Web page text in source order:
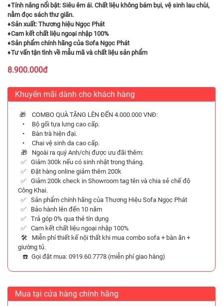
♦Tính năng nổi bật: Siêu êm ái. Chất liệu không bám bụi, vệ sinh lau chùi,
nằm đọc sách thư giãn.
♦Sản xuất: Thương hiệu Ngọc Phát
♦Cam kết chất liệu ngoại nhập 100%
♦Sản phẩm chính hãng của Sofa Ngọc Phát
♦Tư vấn tận tình về mẫu mã và chất liệu sản phẩm
8.900.000đ
Khuyến mãi dành cho khách hàng
🎁 COMBO QUÀ TẶNG LÊN ĐẾN 4.000.000 VNĐ:
• Bộ gối tựa lưng cao cấp.
• Bàn trà hiện đại.
• Chai vệ sinh da cao cấp.
🎁 Ngoài ra quý Anh/chị được ưu đãi thêm:
✅ Giảm 300k nếu có sinh nhật trong tháng.
✅ Đặt hàng online giảm thêm 200k
✅ Giảm 200k check in Showroom tag tên và chia sẻ chế độ
Công Khai.
✅ Sản phẩm chính hãng của Thương Hiệu Sofa Ngọc Phát
✅ Bảo hành lên đến 10 năm
✅ Trả góp 0% qua thẻ tín dụng
✅ Cam kết chất liệu ngoại nhập 100%
🛠️ Miễn phí thiết kế nội thất khi mua combo sofa + bàn ăn +
giường tủ.
☎️ Gọi đặt mua: 0919.60.7778 (miễn phí giao hàng)
Mua tại cửa hàng chính hãng